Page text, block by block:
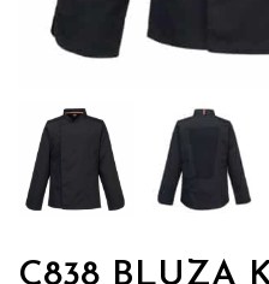
C838 BLUZA